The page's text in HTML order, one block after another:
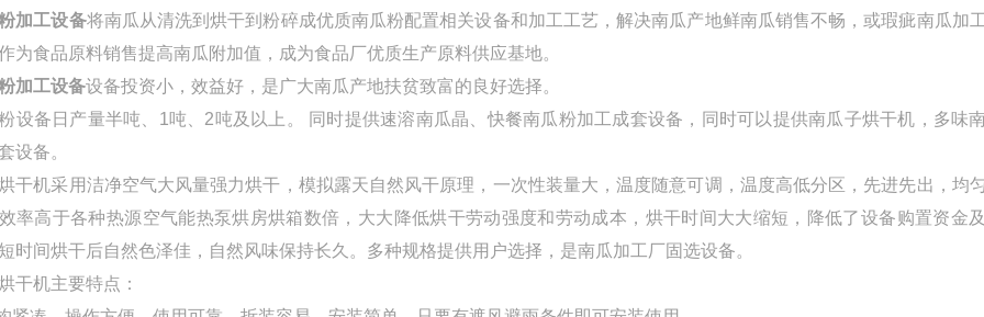
加工设备将南瓜从清洗到烘干到粉碎成优质南瓜粉配置相关设备和加工工艺，解决南瓜产地鲜南瓜销售不畅，或瑕疵南瓜加
为食品原料销售提高南瓜附加值，成为食品厂优质生产原料供应基地。
加工设备设备投资小，效益好，是广大南瓜产地扶贫致富的良好选择。
设备日产量半吨、1吨、2吨及以上。 同时提供速溶南瓜晶、快餐南瓜粉加工成套设备，同时可以提供南瓜子烘干机，多味
设备。
干机采用洁净空气大风量强力烘干，模拟露天自然风干原理，一次性装量大，温度随意可调，温度高低分区，先进先出，均
率高于各种热源空气能热泵烘房烘箱数倍，大大降低烘干劳动强度和劳动成本，烘干时间大大缩短，降低了设备购置资金
时间烘干后自然色泽佳，自然风味保持长久。多种规格提供用户选择，是南瓜加工厂固选设备。
干机主要特点：